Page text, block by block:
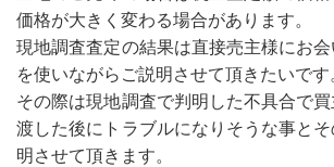
価格が大きく変わる場合があります。
現地調査査定の結果は直接売主様にお
を使いながらご説明させて頂きたいです
その際は現地調査で判明した不具合で
渡した後にトラブルになりそうな事と
明させて頂きます。